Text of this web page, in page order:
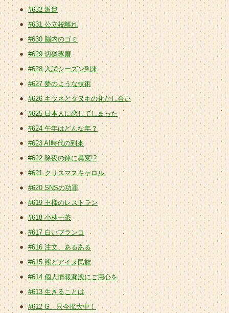
#632 派遣
#631 公立校離れ
#630 脳内のゴミ
#629 切磋琢磨
#628 入試シーズン到来
#627 夢のような技術
#626 キツネとタヌキの化かし合い
#625 日本人に恋してしまった
#624 午年はどんな年？
#623 AI時代の到来
#622 除夜の鐘に異変!?
#621 クリスマスキャロル
#620 SNSの功罪
#619 王様のレストラン
#618 小林一茶
#617 白いブランコ
#616 注文、あるある
#615 熊とアイヌ民族
#614 個人情報漏洩にご用心を
#613 生きることは
#612 G、只今拡大中！